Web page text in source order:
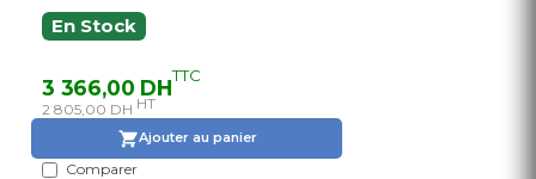
En Stock
3 366,00 DHTTC
2 805,00 DH HT
Ajouter au panier
Comparer